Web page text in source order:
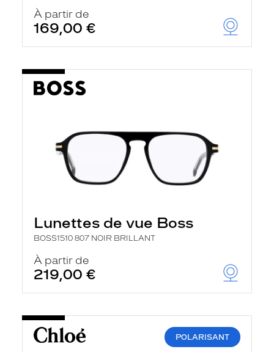
À partir de
169,00 €
Lunettes de vue Boss
BOSS1510 807 NOIR BRILLANT
À partir de
219,00 €
POLARISANT